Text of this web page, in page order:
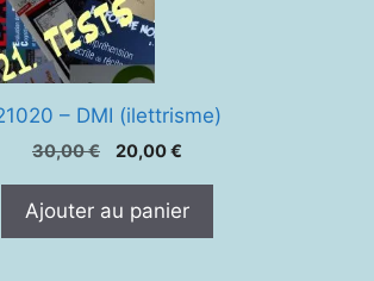
– DMI (ilettrisme)
30,00€
Le
était :
20,00€
est :
Ajouter au panier